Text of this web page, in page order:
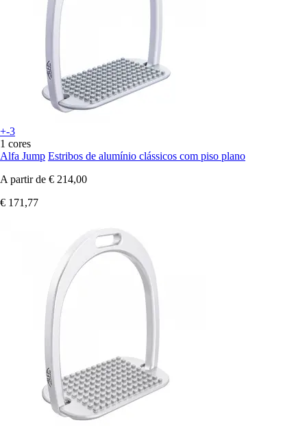
+-3
1 cores
Alfa Jump Estribos de alumínio clássicos com piso plano
A partir de € 214,00
€ 171,77